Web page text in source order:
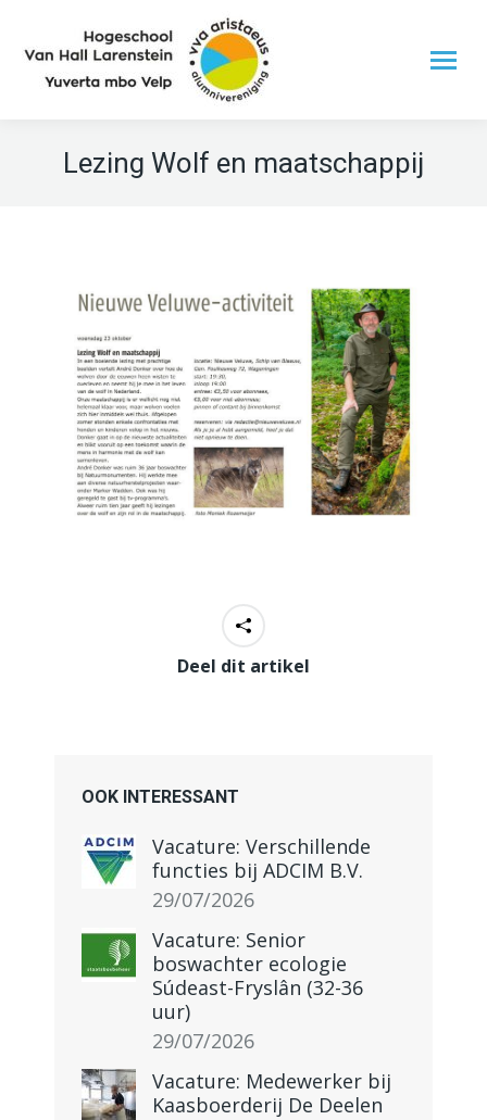
Lezing Wolf en maatschappij
Deel dit artikel
OOK INTERESSANT
Vacature: Verschillende
functies bij ADCIM B.V.
29/07/2026
Vacature: Senior
boswachter ecologie
Súdeast-Fryslân (32-36
uur)
29/07/2026
Vacature: Medewerker bij
Kaasboerderij De Deelen